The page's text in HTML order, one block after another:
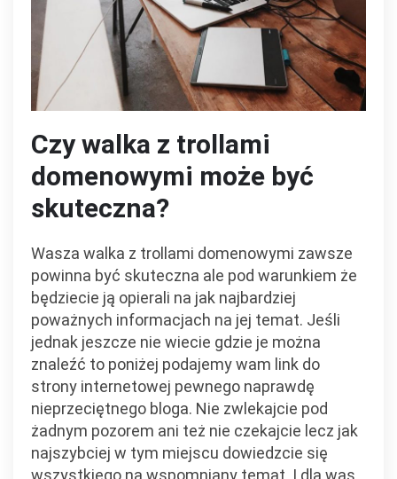
Czy walka z trollami
domenowymi może być
skuteczna?
Wasza walka z trollami domenowymi zawsze
powinna być skuteczna ale pod warunkiem że
będziecie ją opierali na jak najbardziej
poważnych informacjach na jej temat. Jeśli
jednak jeszcze nie wiecie gdzie je można
znaleźć to poniżej podajemy wam link do
strony internetowej pewnego naprawdę
nieprzeciętnego bloga. Nie zwlekajcie pod
żadnym pozorem ani też nie czekajcie lecz jak
najszybciej w tym miejscu dowiedzcie się
wszystkiego na wspomniany temat. I dla was